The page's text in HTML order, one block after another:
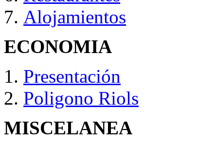
Alojamientos
ECONOMIA
Presentación
Poligono Riols
MISCELANEA